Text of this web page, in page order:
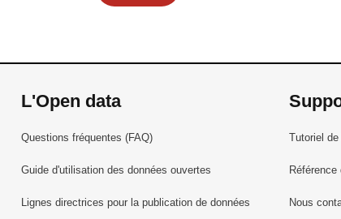
L'Open data
Questions fréquentes (FAQ)
Guide d'utilisation des données ouvertes
Lignes directrices pour la publication de données
Tutoriel de
Référence
Nous